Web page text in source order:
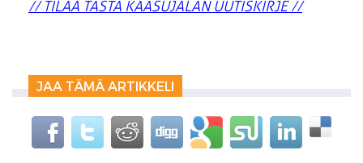
// TILAA TÄSTÄ KAASUJALAN UUTISKIRJE //
JAA TÄMÄ ARTIKKELI